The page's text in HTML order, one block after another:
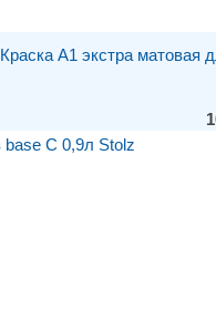
Краска A1 экстра матовая